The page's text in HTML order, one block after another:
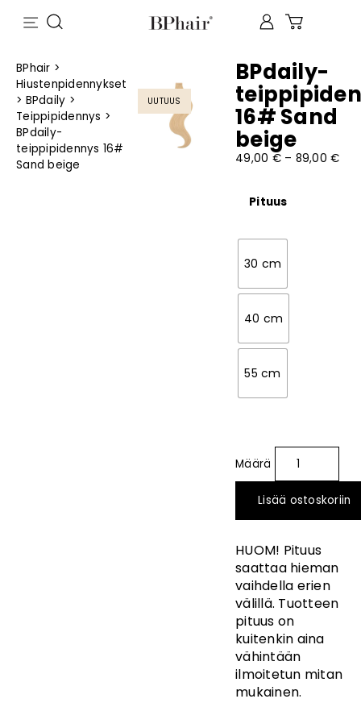
BPhair >
Hiustenpidennykset
> BPdaily >
Teippipidennys >
BPdaily-
teippipidennys 16#
Sand beige
UUTUUS
BPdaily-
16# Sand
beige
49,00 € – 89,00 €
Pituus
30 cm
40 cm
55 cm
Lisää ostoskoriin
HUOM! Pituus
saattaa hieman
vaihdella erien
välillä. Tuotteen
pituus on
kuitenkin aina
vähintään
ilmoitetun mitan
mukainen.